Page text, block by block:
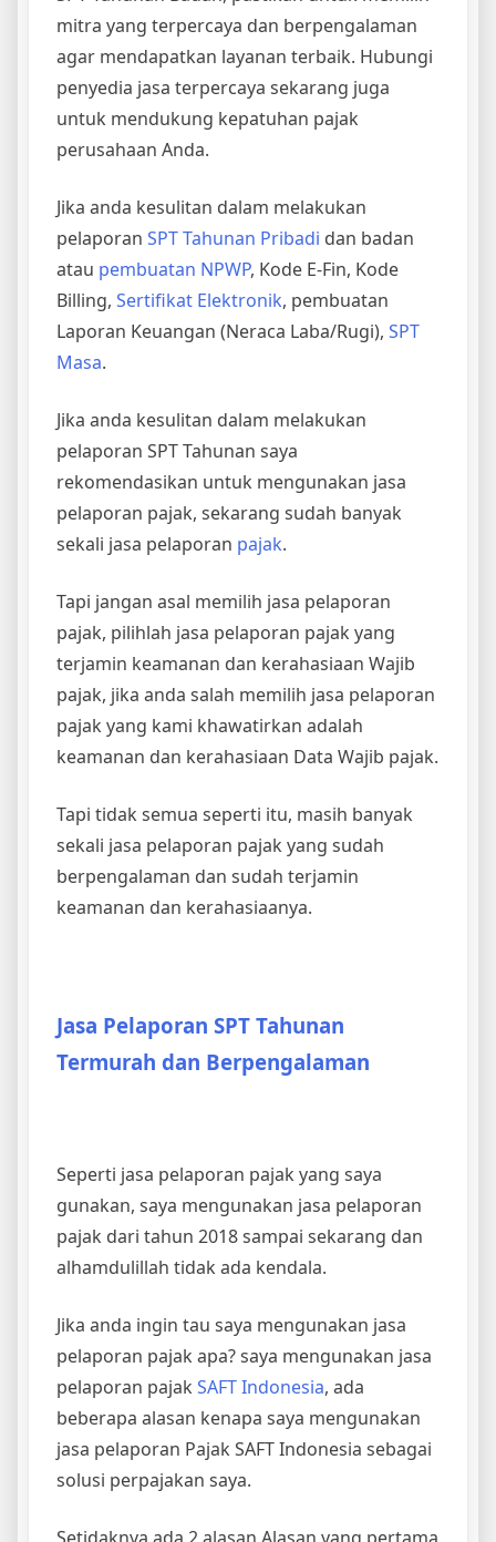
mitra yang terpercaya dan berpengalaman
agar mendapatkan layanan terbaik. Hubungi
penyedia jasa terpercaya sekarang juga
untuk mendukung kepatuhan pajak
perusahaan Anda.
Jika anda kesulitan dalam melakukan
pelaporan SPT Tahunan Pribadi dan badan
atau pembuatan NPWP, Kode E-Fin, Kode
Billing, Sertifikat Elektronik, pembuatan
Laporan Keuangan (Neraca Laba/Rugi), SPT
Masa.
Jika anda kesulitan dalam melakukan
pelaporan SPT Tahunan saya
rekomendasikan untuk mengunakan jasa
pelaporan pajak, sekarang sudah banyak
sekali jasa pelaporan pajak.
Tapi jangan asal memilih jasa pelaporan
pajak, pilihlah jasa pelaporan pajak yang
terjamin keamanan dan kerahasiaan Wajib
pajak, jika anda salah memilih jasa pelaporan
pajak yang kami khawatirkan adalah
keamanan dan kerahasiaan Data Wajib pajak.
Tapi tidak semua seperti itu, masih banyak
sekali jasa pelaporan pajak yang sudah
berpengalaman dan sudah terjamin
keamanan dan kerahasiaanya.
Jasa Pelaporan SPT Tahunan
Termurah dan Berpengalaman
Seperti jasa pelaporan pajak yang saya
gunakan, saya mengunakan jasa pelaporan
pajak dari tahun 2018 sampai sekarang dan
alhamdulillah tidak ada kendala.
Jika anda ingin tau saya mengunakan jasa
pelaporan pajak apa? saya mengunakan jasa
pelaporan pajak SAFT Indonesia, ada
beberapa alasan kenapa saya mengunakan
jasa pelaporan Pajak SAFT Indonesia sebagai
solusi perpajakan saya.